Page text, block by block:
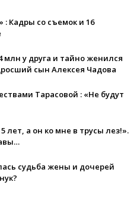
: Кадры со съемок и 16
млн у друга и тайно женился
сын Алексея Чадова
Тарасовой : «Не будут
лет, а он ко мне в трусы лез!».
судьба жены и дочерей